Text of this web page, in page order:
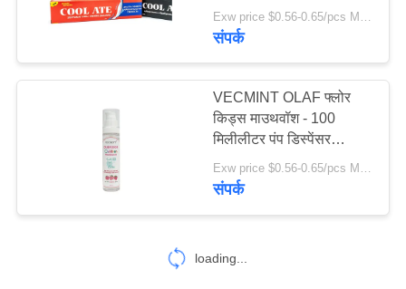
दांत सफेद करने की
42
ओरल केयर माउथवॉश
25
ताजा सांस स्वस्थ दांत थोक
मौखिक स्वच्छता
Exw price $0.56-0.65/pcs MOQ:10000PCS
संपर्क
VECMINT OLAF फ्लोर
किड्स माउथवॉश - 100
मिलीलीटर पंप डिस्पेंसर
स्ट्रॉबेरी स्वाद एंटी-कैविटी शुगर
डिफेंस निगलने के लिए सुरक्षित
Exw price $0.56-0.65/pcs MOQ:10000PCS
संपर्क
loading...